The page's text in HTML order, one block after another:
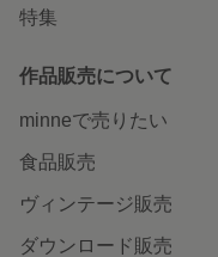
特集
作品販売について
minneで売りたい
食品販売
ヴィンテージ販売
ダウンロード販売